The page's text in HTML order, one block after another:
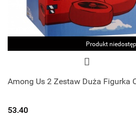
Produkt
Among Us 2 Zestaw Duża Figurka
53.40